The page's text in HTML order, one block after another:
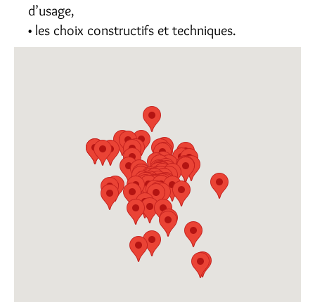
d’usage,
les choix constructifs et techniques.